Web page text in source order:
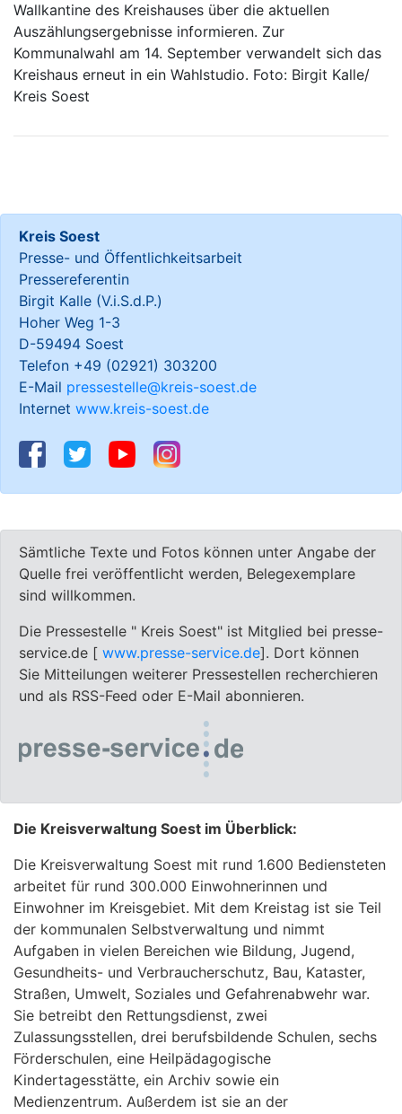
Wallkantine des Kreishauses über die aktuellen
Auszählungsergebnisse informieren. Zur
Kommunalwahl am 14. September verwandelt sich das
Kreishaus erneut in ein Wahlstudio. Foto: Birgit Kalle/
Kreis Soest
Kreis Soest
Presse- und Öffentlichkeitsarbeit
Pressereferentin
Birgit Kalle (V.i.S.d.P.)
Hoher Weg 1-3
D-59494 Soest
Telefon +49 (02921) 303200
E-Mail pressestelle@kreis-soest.de
Internet www.kreis-soest.de
Sämtliche Texte und Fotos können unter Angabe der
Quelle frei veröffentlicht werden, Belegexemplare
sind willkommen.
Die Pressestelle " Kreis Soest" ist Mitglied bei presse-
service.de [ www.presse-service.de]. Dort können
Sie Mitteilungen weiterer Pressestellen recherchieren
und als RSS-Feed oder E-Mail abonnieren.
Die Kreisverwaltung Soest im Überblick:
Die Kreisverwaltung Soest mit rund 1.600 Bediensteten
arbeitet für rund 300.000 Einwohnerinnen und
Einwohner im Kreisgebiet. Mit dem Kreistag ist sie Teil
der kommunalen Selbstverwaltung und nimmt
Aufgaben in vielen Bereichen wie Bildung, Jugend,
Gesundheits- und Verbraucherschutz, Bau, Kataster,
Straßen, Umwelt, Soziales und Gefahrenabwehr war.
Sie betreibt den Rettungsdienst, zwei
Zulassungsstellen, drei berufsbildende Schulen, sechs
Förderschulen, eine Heilpädagogische
Kindertagesstätte, ein Archiv sowie ein
Medienzentrum. Außerdem ist sie an der